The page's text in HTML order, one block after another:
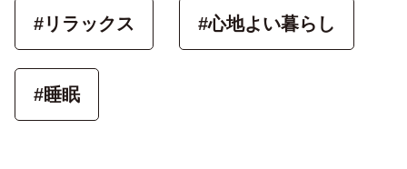
#リラックス #心地よい暮らし
#睡眠